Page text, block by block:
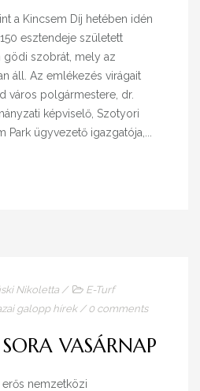
a Kincsem Díj hetében idén
esztendeje született
gödi szobrát, mely az
áll. Az emlékezés virágait
város polgármestere, dr.
képviselő, Szotyori
Park ügyvezető igazgatója,...
Nikoletta /
E-Turf
galopp hírek/ 0 comments
VASÁRNAP
nemzetközi